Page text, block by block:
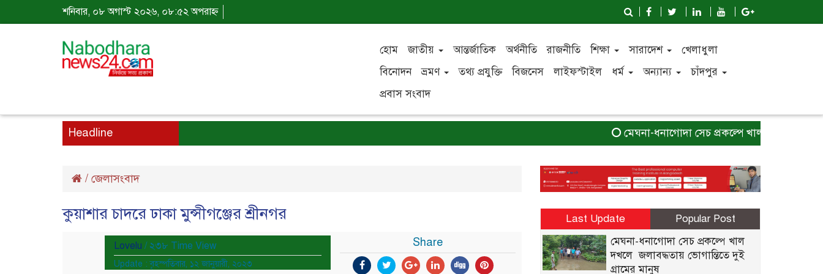
শনিবার, ০৮ অগাস্ট ২০২৬, ০৮:৫২ অপরাহ্ন
হোম জাতীয় আন্তর্জাতিক অর্থনীতি রাজনীতি শিক্ষা সারাদেশ
খেলাধুলা
বিনোদন
ভ্রমণ তথ্য প্রযুক্তি বিজনেস লাইফস্টাইল ধর্ম অন্যান্য
চাঁদপুর
প্রবাস সংবাদ
Headline মেঘনা-ধনাগোদা সেচ প্রকল্পে খাল দখলে
/ জেলাসংবাদ
কুয়াশার চাদরে ঢাকা মুন্সীগঞ্জের শ্রীনগর
Lovelu / ২৩৮ Time View
Update : বৃহস্পতিবার, ১২ জানুয়ারী, ২০২৩
Share
Last Update
Popular Post
মেঘনা-ধনাগোদা সেচ প্রকল্পে খাল
দখলে জলাবদ্ধতায় ভোগান্তিতে দুই
গ্রামের মানুষ